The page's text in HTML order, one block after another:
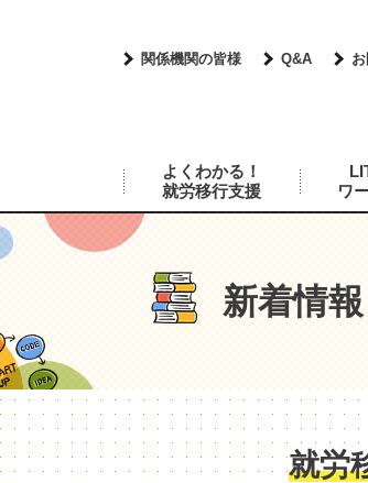
関係機関の皆様 Q&A
よくわかる！
就労移行支援
ワ
新着情報
就労